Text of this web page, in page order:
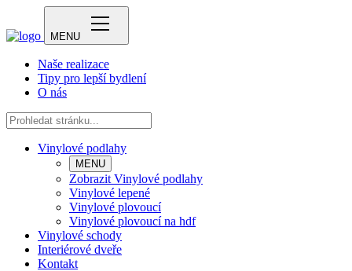
MENU
Naše realizace
Tipy pro lepší bydlení
O nás
Vinylové podlahy
MENU
Zobrazit Vinylové podlahy
Vinylové lepené
Vinylové plovoucí
Vinylové plovoucí na hdf
Vinylové schody
Interiérové dveře
Kontakt